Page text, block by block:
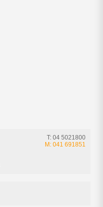
T: 04 5021800
M: 041 691851